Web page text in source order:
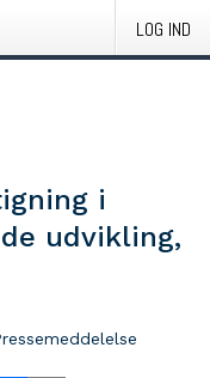
LOG IND
i
udvikling,